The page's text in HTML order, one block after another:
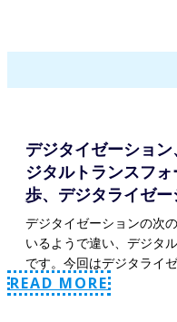
デジタイゼーショ
ジタルトランスフ
歩、デジタライゼー
デジタイゼーションの次
いるようで違い、デジタ
です。今回はデジタライ
READ MORE